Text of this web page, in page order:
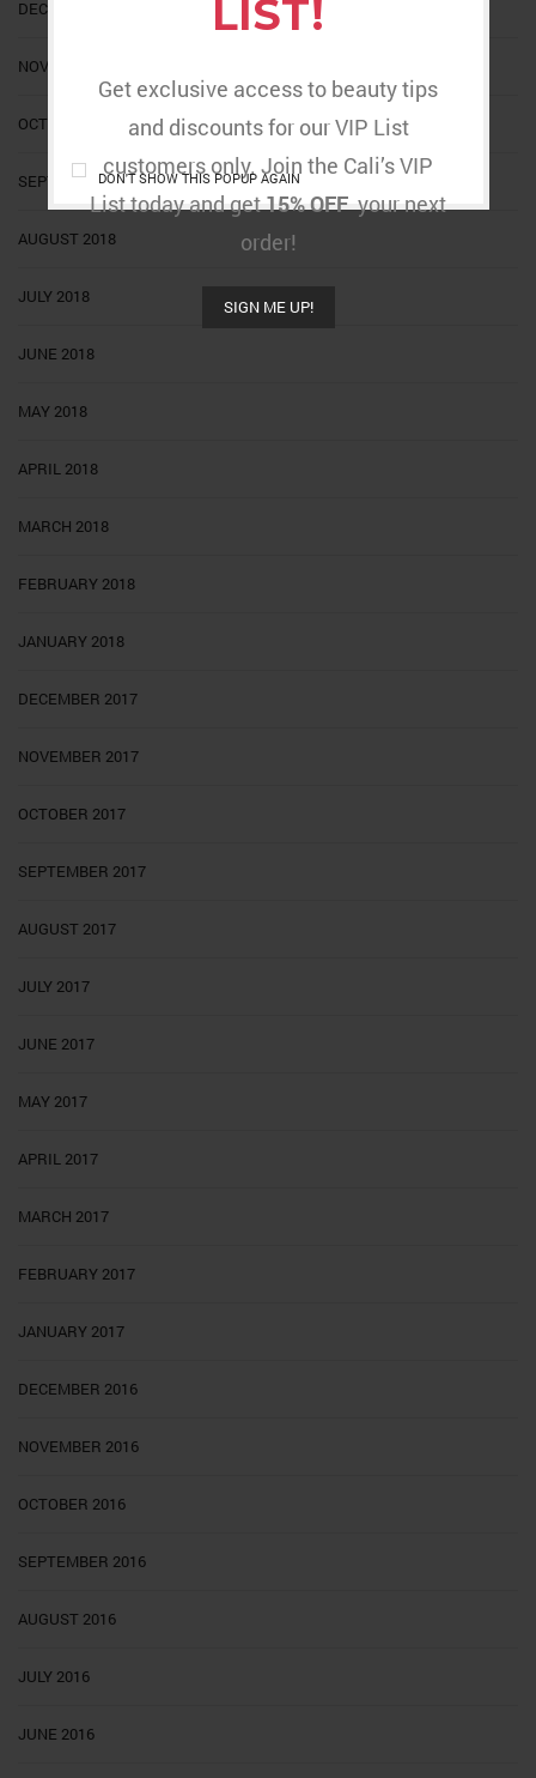
LIST!
Get exclusive access to beauty tips
and discounts for our VIP List
customers only. Join the Cali’s VIP
List today and get15% OFFyour next
order!
SIGN ME UP!
DON'T SHOW THIS POPUP AGAIN
DECEMBER 2018
NOVEMBER 2018
OCTOBER 2018
SEPTEMBER 2018
AUGUST 2018
JULY 2018
JUNE 2018
MAY 2018
APRIL 2018
MARCH 2018
FEBRUARY 2018
JANUARY 2018
DECEMBER 2017
NOVEMBER 2017
OCTOBER 2017
SEPTEMBER 2017
AUGUST 2017
JULY 2017
JUNE 2017
MAY 2017
APRIL 2017
MARCH 2017
FEBRUARY 2017
JANUARY 2017
DECEMBER 2016
NOVEMBER 2016
OCTOBER 2016
SEPTEMBER 2016
AUGUST 2016
JULY 2016
JUNE 2016